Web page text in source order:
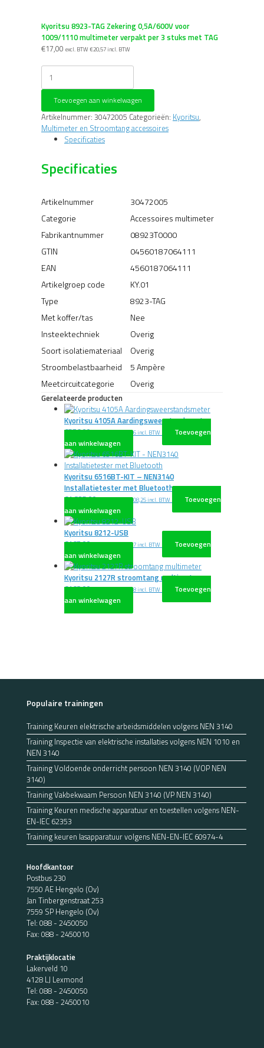
Kyoritsu 8923-TAG Zekering 0,5A/600V voor
1009/1110 multimeter verpakt per 3 stuks met TAG
€17,00 excl. BTW €20,57 incl. BTW
Kyoritsu
8923-
TAG
Zekering
0,5A/600V
voor
1009/1110
per
met
TAG
Toevoegen aan winkelwagen
Artikelnummer: 30472005 Categorieën: Kyoritsu,
Multimeter en Stroomtang accessoires
Specificaties
Specificaties
Artikelnummer
30472005
Categorie
Accessoires multimeter
Fabrikantnummer
08923T0000
GTIN
04560187064111
EAN
4560187064111
Artikelgroep code
KY.01
Type
8923-TAG
Met koffer/tas
Nee
Insteektechniek
Overig
Soort isolatiemateriaal
Overig
Stroombelastbaarheid
5 Ampère
Meetcircuitcategorie
Overig
Gerelateerde producten
Kyoritsu 4105A Aardingsweerstandsmeter
€576,00 excl. BTW€696,96 incl. BTW
Toevoegen
aan winkelwagen
Kyoritsu 6516BT-KIT – NEN3140
Installatietester met Bluetooth
€1.825,00 excl. BTW€2.208,25 incl. BTW
Toevoegen
aan winkelwagen
Kyoritsu 8212-USB
€167,00 excl. BTW€202,07 incl. BTW
Toevoegen
aan winkelwagen
Kyoritsu 2127R stroomtang multimeter
€168,00 excl. BTW€203,28 incl. BTW
Toevoegen
aan winkelwagen
Populaire trainingen
Training Keuren elektrische arbeidsmiddelen volgens NEN 3140
Training Inspectie van elektrische installaties volgens NEN 1010 en
NEN 3140
Training Voldoende onderricht persoon NEN 3140 (VOP NEN
3140)
Training Vakbekwaam Persoon NEN 3140 (VP NEN 3140)
Training Keuren medische apparatuur en toestellen volgens NEN-
EN-IEC 62353
Training keuren lasapparatuur volgens NEN-EN-IEC 60974-4
Hoofdkantoor
Postbus 230
7550 AE Hengelo (Ov)
Jan Tinbergenstraat 253
7559 SP Hengelo (Ov)
Tel: 088 - 2450050
Fax: 088 - 2450010
Praktijklocatie
Lakerveld 10
4128 LJ Lexmond
Tel: 088 - 2450050
Fax: 088 - 2450010